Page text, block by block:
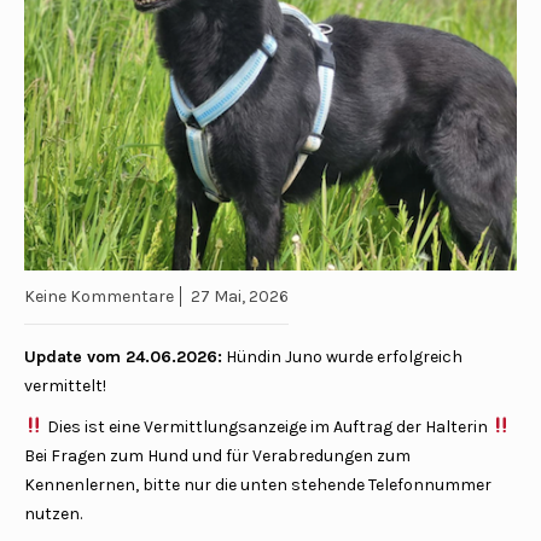
Keine Kommentare 27 Mai, 2026
Update vom 24.06.2026: Hündin Juno wurde erfolgreich
vermittelt!
Dies ist eine Vermittlungsanzeige im Auftrag der Halterin
Bei Fragen zum Hund und für Verabredungen zum
Kennenlernen, bitte nur die unten stehende Telefonnummer
nutzen.